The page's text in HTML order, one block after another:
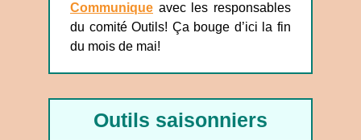
Communique avec les responsables
du comité Outils! Ça bouge d’ici la fin
du mois de mai!
Outils saisonniers